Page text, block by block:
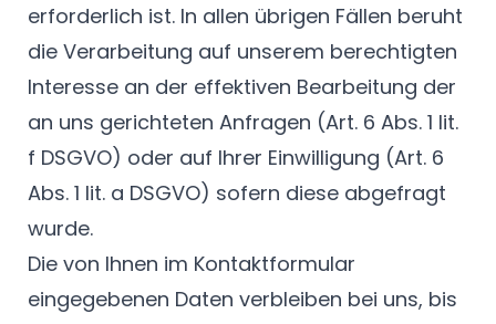
erforderlich ist. In allen übrigen Fällen beruht
die Verarbeitung auf unserem berechtigten
Interesse an der effektiven Bearbeitung der
an uns gerichteten Anfragen (Art. 6 Abs. 1 lit.
f DSGVO) oder auf Ihrer Einwilligung (Art. 6
Abs. 1 lit. a DSGVO) sofern diese abgefragt
wurde.
Die von Ihnen im Kontaktformular
eingegebenen Daten verbleiben bei uns, bis